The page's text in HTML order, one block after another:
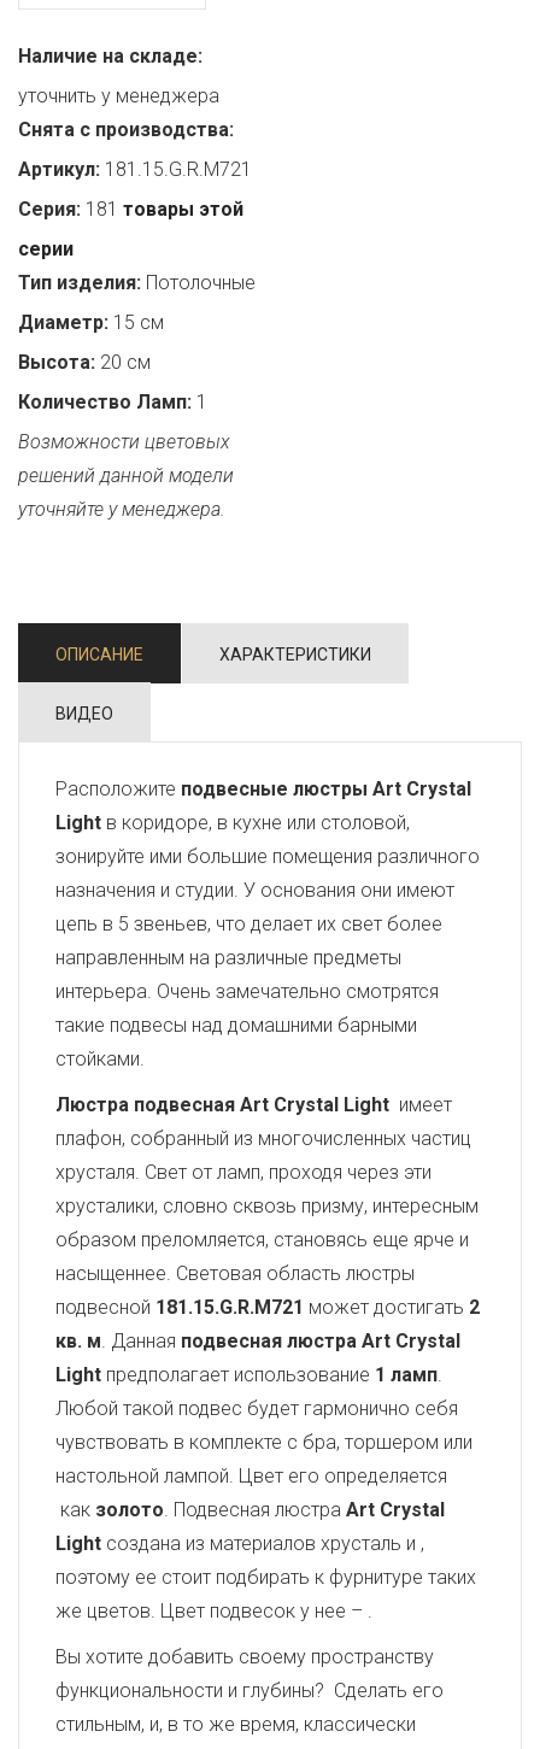
Наличие на складе:
уточнить у менеджера
Снята с производства:
Артикул: 181.15.G.R.M721
Серия: 181 товары этой
серии
Тип изделия: Потолочные
Диаметр: 15 см
Высота: 20 см
Количество Ламп: 1
Возможности цветовых
решений данной модели
уточняйте у менеджера.
ОПИСАНИЕ ХАРАКТЕРИСТИКИ
ВИДЕО
Расположите подвесные люстры Art Crystal
Light в коридоре, в кухне или столовой,
зонируйте ими большие помещения различного
назначения и студии. У основания они имеют
цепь в 5 звеньев, что делает их свет более
направленным на различные предметы
интерьера. Очень замечательно смотрятся
такие подвесы над домашними барными
стойками.
Люстра подвесная Art Crystal Light имеет
плафон, собранный из многочисленных частиц
хрусталя. Свет от ламп, проходя через эти
хрусталики, словно сквозь призму, интересным
образом преломляется, становясь еще ярче и
насыщеннее. Световая область люстры
подвесной 181.15.G.R.M721 может достигать 2
кв. м. Данная подвесная люстра Art Crystal
Light предполагает использование 1 ламп.
Любой такой подвес будет гармонично себя
чувствовать в комплекте с бра, торшером или
настольной лампой. Цвет его определяется
как золото. Подвесная люстра Art Crystal
Light создана из материалов хрусталь и ,
поэтому ее стоит подбирать к фурнитуре таких
же цветов. Цвет подвесок у нее – .
Вы хотите добавить своему пространству
функциональности и глубины? Сделать его
стильным, и, в то же время, классически